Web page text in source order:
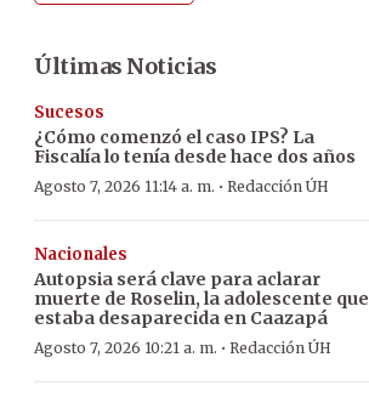
Últimas Noticias
Sucesos
¿Cómo comenzó el caso IPS? La
Fiscalía lo tenía desde hace dos años
Agosto 7, 2026 11:14 a. m. · Redacción ÚH
Nacionales
Autopsia será clave para aclarar
muerte de Roselin, la adolescente que
estaba desaparecida en Caazapá
Agosto 7, 2026 10:21 a. m. · Redacción ÚH